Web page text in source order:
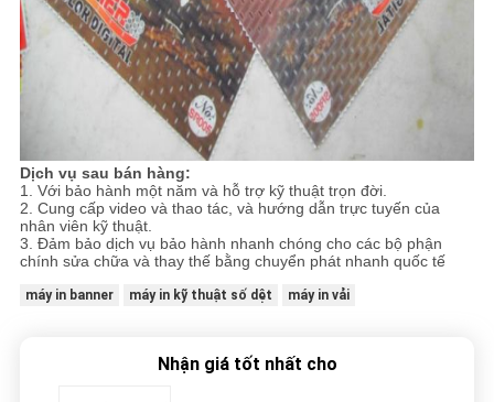
Dịch vụ sau bán hàng:
1. Với bảo hành một năm và hỗ trợ kỹ thuật trọn đời.
2. Cung cấp video và thao tác, và hướng dẫn trực tuyến của
nhân viên kỹ thuật.
3. Đảm bảo dịch vụ bảo hành nhanh chóng cho các bộ phận
chính sửa chữa và thay thế bằng chuyển phát nhanh quốc tế
máy in banner máy in kỹ thuật số dệt máy in vải
Nhận giá tốt nhất cho